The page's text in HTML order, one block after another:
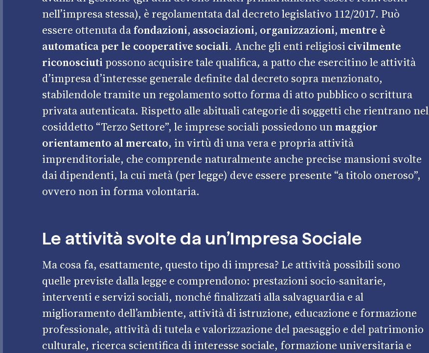
nell’impresa stessa), è regolamentata dal decreto legislativo 112/2017. Può
essere ottenuta dafondazioni, associazioni, organizzazioni, mentre è
automatica per le cooperative sociali. Anche gli enti religiosi civilmente
riconosciuti possono acquisire tale qualifica, a patto che esercitino le attività
d’impresa d’interesse generale definite dal decreto sopra menzionato,
stabilendole tramite un regolamento sotto forma di atto pubblico o scrittura
privata autenticata. Rispetto alle abituali categorie di soggetti che rientrano nel
cosiddetto “Terzo Settore”, le imprese sociali possiedono unmaggior
orientamento al mercato, in virtù di una vera e propria attività
imprenditoriale, che comprende naturalmente anche precise mansioni svolte
dai dipendenti, la cui metà (per legge) deve essere presente “a titolo oneroso”,
ovvero non in forma volontaria.
Le attività svolte da un’Impresa Sociale
Ma cosa fa, esattamente, questo tipo di impresa? Le attività possibili sono
quelle previste dalla legge e comprendono: prestazioni socio-sanitarie,
interventi e servizi sociali, nonché finalizzati alla salvaguardia e al
miglioramento dell’ambiente, attività di istruzione, educazione e formazione
professionale, attività di tutela e valorizzazione del paesaggio e del patrimonio
culturale, ricerca scientifica di interesse sociale, formazione universitaria e